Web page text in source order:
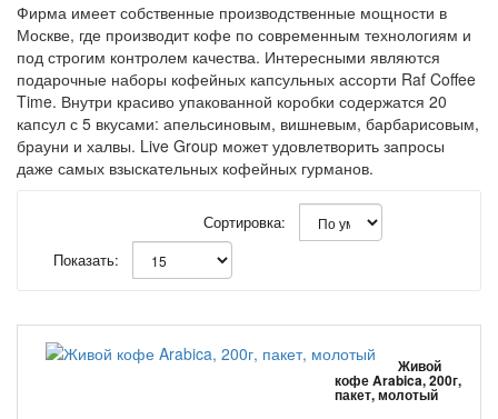
Фирма имеет собственные производственные мощности в
Москве, где производит кофе по современным технологиям и
под строгим контролем качества. Интересными являются
подарочные наборы кофейных капсульных ассорти Raf Coffee
Time. Внутри красиво упакованной коробки содержатся 20
капсул с 5 вкусами: апельсиновым, вишневым, барбарисовым,
брауни и халвы. Live Group может удовлетворить запросы
даже самых взыскательных кофейных гурманов.
Сортировка:
Показать:
Живой
кофе Arabica, 200г,
пакет, молотый